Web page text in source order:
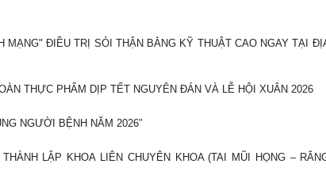
MẠNG" ĐIỀU TRỊ SỎI THẬN BẰNG KỸ THUẬT CAO NGAY TẠI
THỰC PHẨM DỊP TẾT NGUYÊN ĐÁN VÀ LỄ HỘI XUÂN 2026
NGƯỜI BỆNH NĂM 2026”
LẬP KHOA LIÊN CHUYÊN KHOA (TAI MŨI HỌNG –